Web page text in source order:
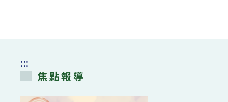
:::
焦點報導